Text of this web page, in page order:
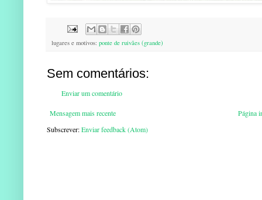
lugares e motivos: ponte de ruivães (grande)
Sem comentários:
Enviar um comentário
Mensagem mais recente
Página
Subscrever:Enviar feedback (Atom)